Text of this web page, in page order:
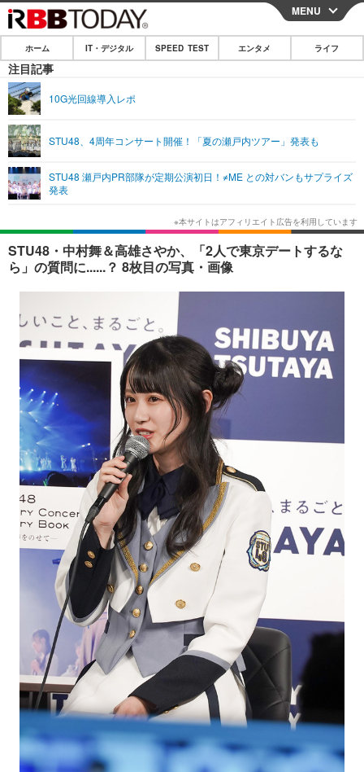
CLOSE
ホーム
IT・デジタル
ショッピング その他
SPEED TEST
エンタメ
エンタメTOP
韓国・芸能
音楽 スポーツ
ショッピング
ライフ
ライフTOP グルメ
ペット ショッピング
その他
リリース一覧
プッシュ通知の停止方法
MENU
ホーム IT・デジタル SPEED TEST エンタメ ライフ
注目記事
10G光回線導入レポ
STU48、4周年コンサート開催！「夏の瀬戸内ツアー」発表も
STU48 瀬戸内PR部隊が定期公演初日！≠ME との対バンもサプライズ
発表
STU48・中村舞＆高雄さやか、「2人で東京デートするな
ら」の質問に......？ 8枚目の写真・画像